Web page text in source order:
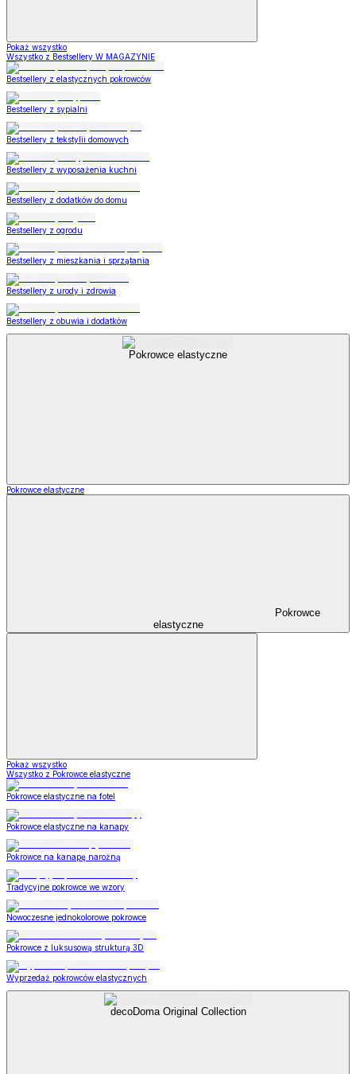
Pokaż wszystko
Wszystko z Bestsellery W MAGAZYNIE
Bestsellery z elastycznych pokrowców
Bestsellery z sypialni
Bestsellery z tekstylii domowych
Bestsellery z wyposażenia kuchni
Bestsellery z dodatków do domu
Bestsellery z ogrodu
Bestsellery z mieszkania i sprzątania
Bestsellery z urody i zdrowia
Bestsellery z obuwia i dodatków
Pokrowce elastyczne
Pokrowce elastyczne
Pokrowce
elastyczne
Pokaż wszystko
Wszystko z Pokrowce elastyczne
Pokrowce elastyczne na fotel
Pokrowce elastyczne na kanapy
Pokrowce na kanapę narożną
Tradycyjne pokrowce we wzory
Nowoczesne jednokolorowe pokrowce
Pokrowce z luksusową strukturą 3D
Wyprzedaż pokrowców elastycznych
decoDoma Original Collection